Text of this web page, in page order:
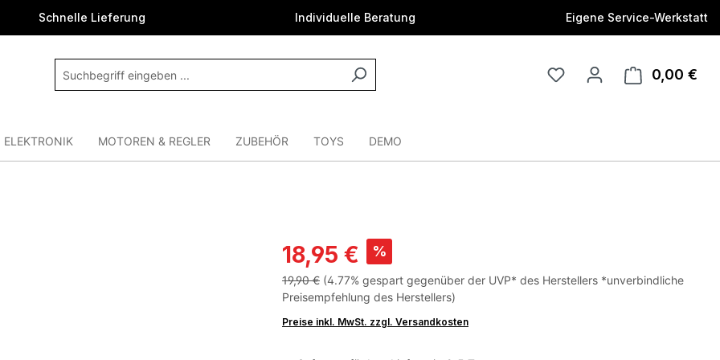
Schnelle Lieferung Individuelle Beratung Eigene Service-Werkstatt
0,00 €
ELEKTRONIK MOTOREN & REGLER ZUBEHÖR TOYS DEMO
18,95 € %
19,90 € (4.77% gespart gegenüber der UVP* des Herstellers *unverbindliche
Preisempfehlung des Herstellers)
Preise inkl. MwSt. zzgl. Versandkosten